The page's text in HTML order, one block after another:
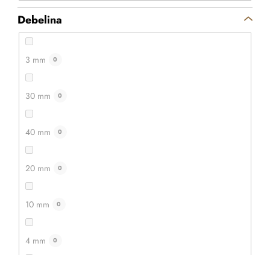
Debelina
3 mm 0
30 mm 0
40 mm 0
20 mm 0
10 mm 0
4 mm 0